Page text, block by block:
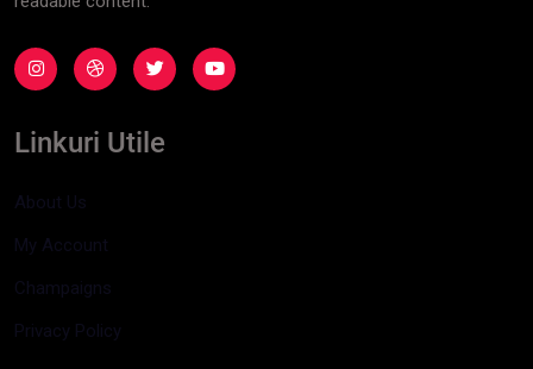
Linkuri Utile
About Us
My Account
Champaigns
Privacy Policy